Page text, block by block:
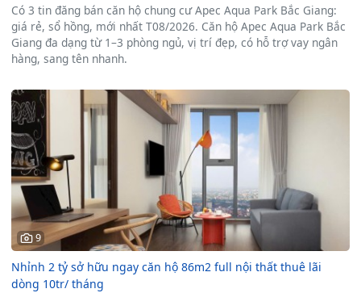
Có 3 tin đăng bán căn hộ chung cư Apec Aqua Park Bắc Giang:
giá rẻ, sổ hồng, mới nhất T08/2026. Căn hộ Apec Aqua Park Bắc
Giang đa dạng từ 1–3 phòng ngủ, vị trí đẹp, có hỗ trợ vay ngân
hàng, sang tên nhanh.
9
Nhỉnh 2 tỷ sở hữu ngay căn hộ 86m2 full nội thất thuê lãi
dòng 10tr/ tháng